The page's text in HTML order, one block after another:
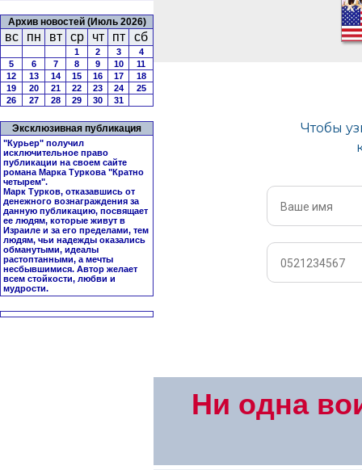
Архив новостей (Июль 2026)
вс пн вт ср чт пт сб
1 2 3
4
5
6 7 8 9 10
11
12
13 14 15 16 17
18
19
20 21 22 23 24
25
26
27 28 29 30 31
Эксклюзивная публикация
"Курьер" получил
исключительное право
публикации на своем сайте
романа Марка Туркова "Кратно
четырем".
Марк Турков, отказавшись от
денежного вознаграждения за
данную публикацию, посвящает
ее людям, которые живут в
Израиле и за его пределами, тем
людям, чьи надежды оказались
обманутыми, идеалы
растоптанными, а мечты
несбывшимися. Автор желает
всем стойкости, любви и
мудрости.
Ни одна